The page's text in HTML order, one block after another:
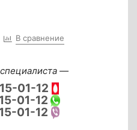
В сравнение
—
01-12
01-12
01-12